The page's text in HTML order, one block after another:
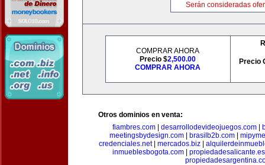
Serán consideradas
COMPRAR AHORA
Precio $2,500.00
COMPRAR AHORA
Precio
Otros dominios en venta:
fiambres.com| desarrollodevideojuegos.com|
meetingsbydesign.com
brasilb2b.com
credenciales.net| mercados.biz
inmueblesbogota.com| propiedadesalicante.es